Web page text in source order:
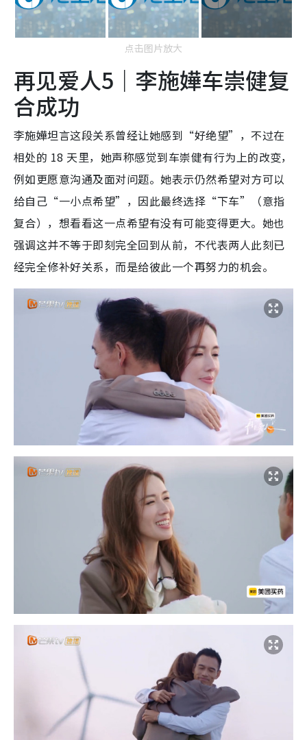
点击图片放大
再见爱人5｜李施嬅车崇健复
合成功
李施嬅坦言这段关系曾经让她感到“好绝望”，不过在
相处的 18 天里，她声称感觉到车崇健有行为上的改变，
例如更愿意沟通及面对问题。她表示仍然希望对方可以
给自己“一小点希望”，因此最终选择“下车”（意指
复合），想看看这一点希望有没有可能变得更大。她也
强调这并不等于即刻完全回到从前，不代表两人此刻已
经完全修补好关系，而是给彼此一个再努力的机会。